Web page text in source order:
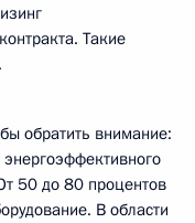
Такие
обратить внимание:
50 до 80 процентов
В области